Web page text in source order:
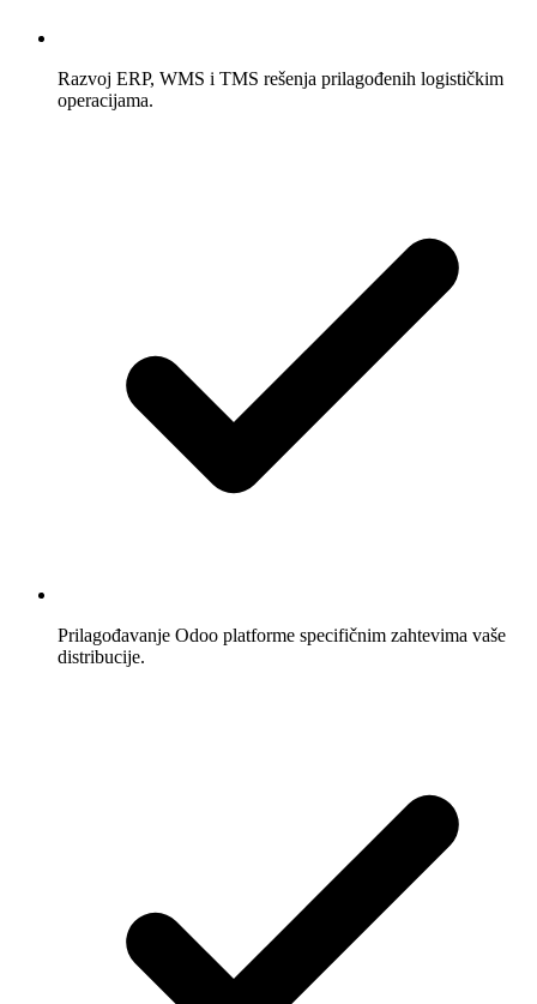
Razvoj ERP, WMS i TMS rešenja prilagođenih logističkim
operacijama.
Prilagođavanje Odoo platforme specifičnim zahtevima vaše
distribucije.